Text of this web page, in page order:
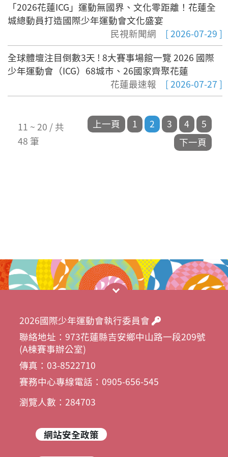
「2026花蓮ICG」運動無國界、文化零距離！花蓮全
城總動員打造國際少年運動會文化盛宴
民視新聞網 [ 2026-07-29 ]
全球體壇注目倒數3天 ! 8大賽事場館一覽 2026 國際
少年運動會（ICG）68城市、26國家齊聚花蓮
花蓮最速報 [ 2026-07-27 ]
11 ~ 20 / 共
48 筆
2026國際少年運動會執行委員會
聯絡地址：973花蓮縣吉安鄉中山路一段209號
(A棟賽事辦公室)
傳真：03-8522710
賽務中心專線電話：0905-656-545
瀏覽人數：284703
網站安全政策